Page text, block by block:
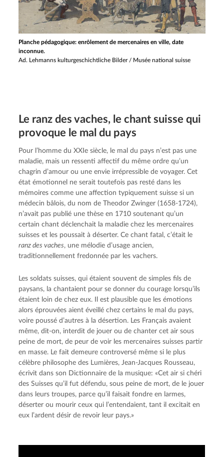
Planche pédagogique: enrôlement de mercenaires en ville, date
inconnue.
Ad. Lehmanns kulturgeschichtliche Bilder / Musée national suisse
Le ranz des vaches, le chant suisse qui
provoque le mal du pays
Pour l’homme du XXIe siècle, le mal du pays n’est pas une
maladie, mais un ressenti affectif du même ordre qu’un
chagrin d’amour ou une envie irrépressible de voyager. Cet
état émotionnel ne serait toutefois pas resté dans les
mémoires comme une affection typiquement suisse si un
médecin bâlois, du nom de Theodor Zwinger (1658-1724),
n’avait pas publié une thèse en 1710 soutenant qu’un
certain chant déclenchait la maladie chez les mercenaires
suisses et les poussait à déserter. Ce chant fatal, c’était le
ranz des vaches, une mélodie d’usage ancien,
traditionnellement fredonnée par les vachers.
Les soldats suisses, qui étaient souvent de simples fils de
paysans, la chantaient pour se donner du courage lorsqu’ils
étaient loin de chez eux. Il est plausible que les émotions
alors éprouvées aient éveillé chez certains le mal du pays,
voire poussé d’autres à la désertion. Les Français avaient
même, dit-on, interdit de jouer ou de chanter cet air sous
peine de mort, de peur de voir les mercenaires suisses partir
en masse. Le fait demeure controversé même si le plus
célèbre philosophe des Lumières, Jean-Jacques Rousseau,
écrivit dans son Dictionnaire de la musique: «Cet air si chéri
des Suisses qu’il fut défendu, sous peine de mort, de le jouer
dans leurs troupes, parce qu’il faisait fondre en larmes,
déserter ou mourir ceux qui l’entendaient, tant il excitait en
eux l’ardent désir de revoir leur pays.»